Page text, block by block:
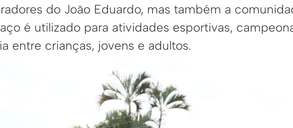
do João Eduardo, mas também a
é utilizado para atividades esportivas,
entre crianças, jovens e adultos.